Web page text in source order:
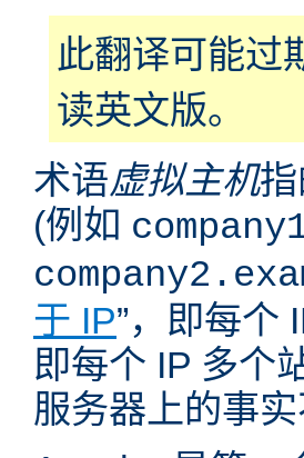
此翻译可能过
读英文版。
术语虚拟主机
(例如
于 IP”，即每个
即每个 IP 多个
服务器上的事